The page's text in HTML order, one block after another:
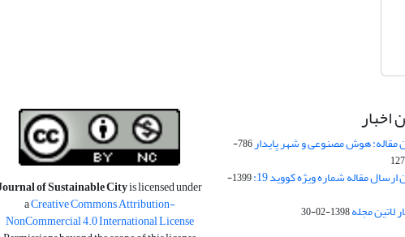
اخبار
مقاله: هوش مصنوعی و شهر پایدار
786-
ارسال مقاله شماره ویژه کووید 19:
1399-
لاتین مجله1398-02-30
of Sustainable Cityis licensed under
aCreative Commons Attribution-
NonCommercial 4.0 International License